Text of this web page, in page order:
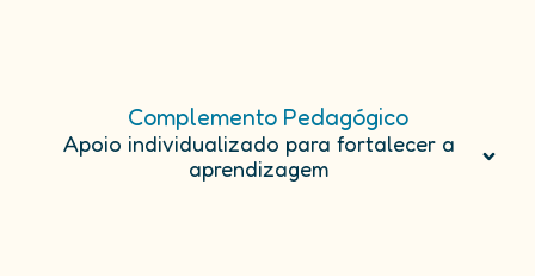
Complemento Pedagógico
Apoio individualizado para fortalecer a
aprendizagem